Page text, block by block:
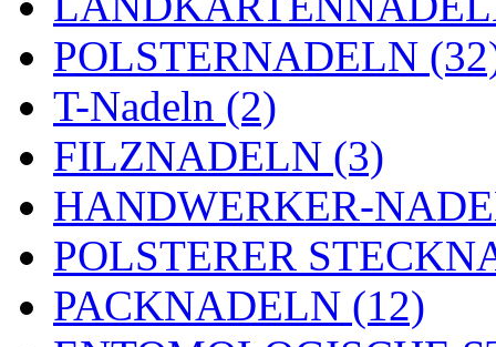
POLSTERNADELN
T-Nadeln (2)
FILZNADELN (3)
HANDWERKER-
POLSTERER
PACKNADELN (12)